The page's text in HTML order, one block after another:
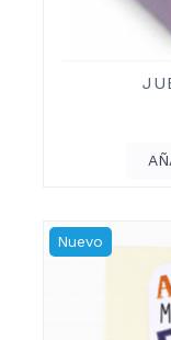
Nuevo